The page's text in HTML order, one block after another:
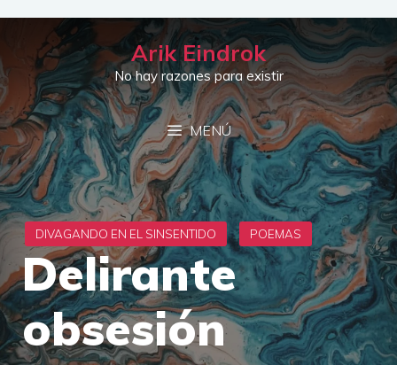
Saltar
contenido
Arik Eindrok
No hay razones para existir
MENÚ
Delirante
obsesión